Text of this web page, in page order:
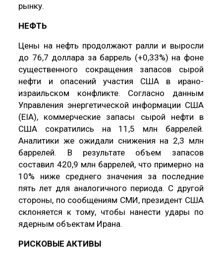
рынку.
НЕФТЬ
Цены на нефть продолжают ралли и выросли
до 76,7 доллара за баррель (+0,33%) на фоне
существенного сокращения запасов сырой
нефти и опасений участия США в ирано-
израильском конфликте. Согласно данным
Управления энергетической информации США
(EIA), коммерческие запасы сырой нефти в
США сократились на 11,5 млн баррелей.
Аналитики же ожидали снижения на 2,3 млн
баррелей. В результате объем запасов
составил 420,9 млн баррелей, что примерно на
10% ниже среднего значения за последние
пять лет для аналогичного периода. С другой
стороны, по сообщениям СМИ, президент США
склоняется к тому, чтобы нанести удары по
ядерным объектам Ирана.
РИСКОВЫЕ АКТИВЫ